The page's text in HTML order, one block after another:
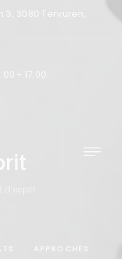
3, 3080 Tervuren,
- 17:00
APPROCHES